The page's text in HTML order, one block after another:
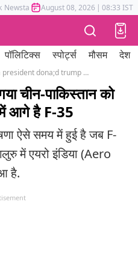
Newstak Mumbai Tak Astrotak
August 08, 2026 | 08:33 IST
पॉलिटिक्स स्पोर्ट्स मौसम देश
pm modi in usa president dona;d trump says will sell f35 fighter jets to india
चीन-पाकिस्तान को
आगे है F-35
ऐसे समय में हुई है जब F-
में एयरो इंडिया (Aero
है.